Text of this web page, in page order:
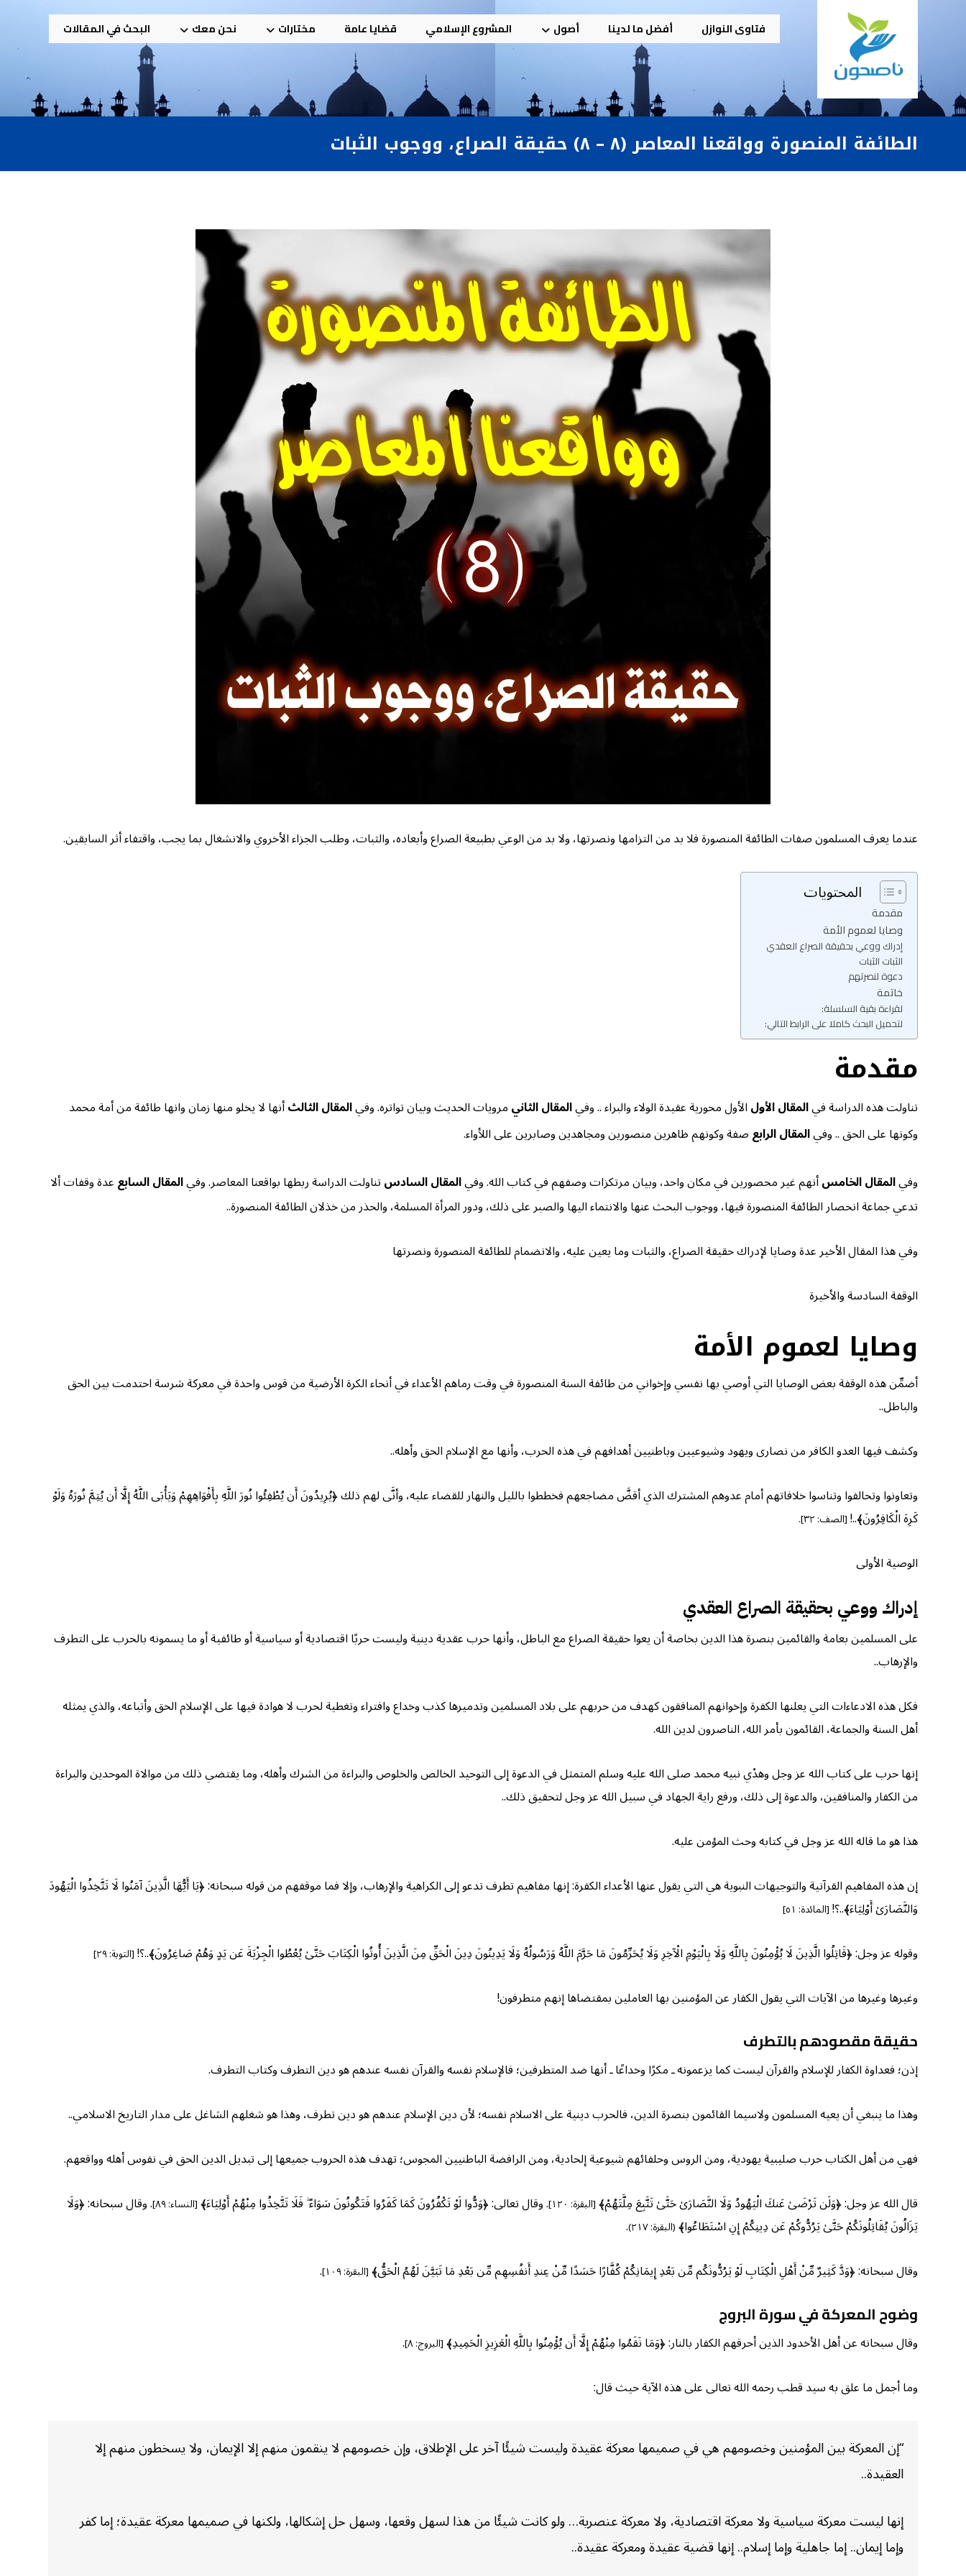
فتاوى النوازل أفضل ما لدينا أصول المشروع الإسلامي قضايا عامة مختارات نحن معك البحث في المقالات
الطائفة المنصورة وواقعنا المعاصر (٨ – ٨) حقيقة الصراع، ووجوب الثبات
عندما يعرف المسلمون صفات الطائفة المنصورة فلا بد من التزامها ونصرتها، ولا بد من الوعي بطبيعة الصراع وأبعاده، والثبات، وطلب الجزاء الأخروي والانشغال بما يجب، واقتفاء أثر السابقين.
المحتويات
مقدمة
وصايا لعموم الأمة
إدراك ووعي بحقيقة الصراع العقدي
الثبات الثبات
دعوة لنصرتهم
خاتمة
لقراءة بقية السلسلة:
لتحميل البحث كاملا على الرابط التالي:
مقدمة
تناولت هذه الدراسة فيالمقال الأولالأول محورية عقيدة الولاء والبراء .. وفيالمقال الثانيمرويات الحديث وبيان تواتره. وفيالمقال الثالثأنها لا يخلو منها زمان وانها طائفة من أمة محمد
وكونها على الحق .. وفيالمقال الرابعصفة وكونهم ظاهرين منصورين ومجاهدين وصابرين على اللأواء.
وفيالمقال الخامسأنهم غير محصورين في مكان واحد، وبيان مرتكزات وصفهم في كتاب الله. وفيالمقال السادستناولت الدراسة ربطها بواقعنا المعاصر. وفيالمقال السابععدة وقفات ألا
تدعي جماعة انحصار الطائفة المنصورة فيها، ووجوب البحث عنها والانتماء اليها والصبر على ذلك، ودور المرأة المسلمة، والحذر من خذلان الطائفة المنصورة..
وفي هذا المقال الأخير عدة وصايا لإدراك حقيقة الصراع، والثبات وما يعين عليه، والانضمام للطائفة المنصورة ونصرتها
الوقفة السادسة والأخيرة
وصايا لعموم الأمة
أضمِّن هذه الوقفة بعض الوصايا التي أوصي بها نفسي وإخواني من طائفة السنة المنصورة في وقت رماهم الأعداء في أنحاء الكرة الأرضية من قوس واحدة في معركة شرسة احتدمت بين الحق
والباطل..
وكشف فيها العدو الكافر من نصارى ويهود وشيوعيين وباطنيين أهدافهم في هذه الحرب، وأنها مع الإسلام الحق وأهله..
وتعاونوا وتحالفوا وتناسوا خلافاتهم أمام عدوهم المشترك الذي أقضَّ مضاجعهم فخططوا بالليل والنهار للقضاء عليه، وأنَّى لهم ذلك ﴿يُرِيدُونَ أَن يُطْفِئُوا نُورَ اللَّهِ بِأَفْوَاهِهِمْ وَيَأْبَى اللَّهُ إِلَّا أَن يُتِمَّ نُورَهُ وَلَوْ
كَرِهَ الْكَافِرُونَ﴾..![الصف: ٣٢].
الوصية الأولى
إدراك ووعي بحقيقة الصراع العقدي
على المسلمين بعامة والقائمين بنصرة هذا الدين بخاصة أن يعوا حقيقة الصراع مع الباطل، وأنها حرب عقدية دينية وليست حربًا اقتصادية أو سياسية أو طائفية أو ما يسمونه بالحرب على التطرف
والإرهاب..
فكل هذه الادعاءات التي يعلنها الكفرة وإخوانهم المنافقون كهدف من حربهم على بلاد المسلمين وتدميرها كذب وخداع وافتراء وتغطية لحرب لا هوادة فيها على الإسلام الحق وأتباعه، والذي يمثله
أهل السنة والجماعة، القائمون بأمر الله، الناصرون لدين الله.
إنها حرب على كتاب الله عز وجل وهدْي نبيه محمد صلى الله عليه وسلم المتمثل في الدعوة إلى التوحيد الخالص والخلوص والبراءة من الشرك وأهله، وما يقتضي ذلك من موالاة الموحدين والبراءة
من الكفار والمنافقين، والدعوة إلى ذلك، ورفع راية الجهاد في سبيل الله عز وجل لتحقيق ذلك..
هذا هو ما قاله الله عز وجل في كتابه وحث المؤمن عليه.
إن هذه المفاهيم القرآنية والتوجيهات النبوية هي التي يقول عنها الأعداء الكفرة: إنها مفاهيم تطرف تدعو إلى الكراهية والإرهاب، وإلا فما موقفهم من قوله سبحانه: ﴿يَا أَيُّهَا الَّذِينَ آمَنُوا لَا تَتَّخِذُوا الْيَهُودَ
وَالنَّصَارَىٰ أَوْلِيَاءَ﴾..؟![المائدة: ٥١]
وقوله عز وجل: ﴿قَاتِلُوا الَّذِينَ لَا يُؤْمِنُونَ بِاللَّهِ وَلَا بِالْيَوْمِ الْآخِرِ وَلَا يُحَرِّمُونَ مَا حَرَّمَ اللَّهُ وَرَسُولُهُ وَلَا يَدِينُونَ دِينَ الْحَقِّ مِنَ الَّذِينَ أُوتُوا الْكِتَابَ حَتَّىٰ يُعْطُوا الْجِزْيَةَ عَن يَدٍ وَهُمْ صَاغِرُونَ﴾..؟![التوبة: ٢٩]
وغيرها وغيرها من الآيات التي يقول الكفار عن المؤمنين بها العاملين بمقتضاها إنهم متطرفون!
حقيقة مقصودهم بالتطرف
إذن؛ فعداوة الكفار للإسلام والقرآن ليست كما يزعمونه ـ مكرًا وخداعًا ـ أنها ضد المتطرفين؛ فالإسلام نفسه والقرآن نفسه عندهم هو دين التطرف وكتاب التطرف.
وهذا ما ينبغي أن يعيه المسلمون ولاسيما القائمون بنصرة الدين، فالحرب دينية على الاسلام نفسه؛ لأن دين الإسلام عندهم هو دين تطرف، وهذا هو شغلهم الشاغل على مدار التاريخ الاسلامي..
فهي من أهل الكتاب حرب صليبية يهودية، ومن الروس وحلفائهم شيوعية إلحادية، ومن الرافضة الباطنيين المجوس؛ تهدف هذه الحروب جميعها إلى تبديل الدين الحق في نفوس أهله وواقعهم.
قال الله عز وجل: ﴿وَلَن تَرْضَىٰ عَنكَ الْيَهُودُ وَلَا النَّصَارَىٰ حَتَّىٰ تَتَّبِعَ مِلَّتَهُمْ﴾[البقرة: ١٢٠] . وقال تعالى: ﴿وَدُّوا لَوْ تَكْفُرُونَ كَمَا كَفَرُوا فَتَكُونُونَ سَوَاءً ۖ فَلَا تَتَّخِذُوا مِنْهُمْ أَوْلِيَاءَ﴾[النساء: ٨٩]
. وقال سبحانه: ﴿وَلَا
يَزَالُونَ يُقَاتِلُونَكُمْ حَتَّىٰ يَرُدُّوكُمْ عَن دِينِكُمْ إِنِ اسْتَطَاعُوا﴾(البقرة: ٢١٧)
.
وقال سبحانه: ﴿وَدَّ كَثِيرٌ مِّنْ أَهْلِ الْكِتَابِ لَوْ يَرُدُّونَكُم مِّن بَعْدِ إِيمَانِكُمْ كُفَّارًا حَسَدًا مِّنْ عِندِ أَنفُسِهِم مِّن بَعْدِ مَا تَبَيَّنَ لَهُمُ الْحَقُّ﴾[البقرة: ١٠٩] .
وضوح المعركة في سورة البروج
وقال سبحانه عن أهل الأخدود الذين أحرقهم الكفار بالنار: ﴿وَمَا نَقَمُوا مِنْهُمْ إِلَّا أَن يُؤْمِنُوا بِاللَّهِ الْعَزِيزِ الْحَمِيدِ﴾[البروج: ٨] .
وما أجمل ما علق به سيد قطب رحمه الله تعالى على هذه الآية حيث قال:
“إن المعركة بين المؤمنين وخصومهم هي في صميمها معركة عقيدة وليست شيئًا آخر على الإطلاق، وإن خصومهم لا ينقمون منهم إلا الإيمان، ولا يسخطون منهم إلا
العقيدة..
إنها ليست معركة سياسية ولا معركة اقتصادية، ولا معركة عنصرية… ولو كانت شيئًا من هذا لسهل وقعها، وسهل حل إشكالها، ولكنها في صميمها معركة عقيدة؛ إما كفر
وإما إيمان.. إما جاهلية وإما إسلام.. إنها قضية عقيدة ومعركة عقيدة..